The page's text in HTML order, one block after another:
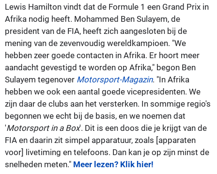
Lewis Hamilton vindt dat de Formule 1 een Grand Prix in
Afrika nodig heeft. Mohammed Ben Sulayem, de
president van de FIA, heeft zich aangesloten bij de
mening van de zevenvoudig wereldkampioen. "We
hebben zeer goede contacten in Afrika. Er hoort meer
aandacht gevestigd te worden op Afrika," begon Ben
Sulayem tegenover Motorsport-Magazin. "In Afrika
hebben we ook een aantal goede vicepresidenten. We
zijn daar de clubs aan het versterken. In sommige regio's
begonnen we echt bij de basis, en we noemen dat
'Motorsport in a Box'. Dit is een doos die je krijgt van de
FIA en daarin zit simpel apparatuur, zoals [apparaten
voor] livetiming en telefoons. Dan kan je op zijn minst de
snelheden meten." Meer lezen? Klik hier!